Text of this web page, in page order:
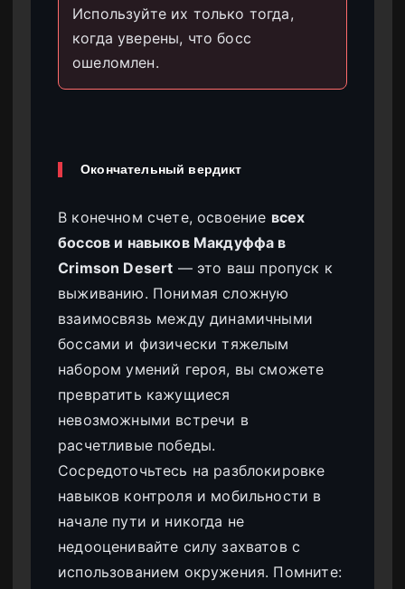
Используйте их только тогда,
когда уверены, что босс
ошеломлен.
Окончательный вердикт
В конечном счете, освоение всех
боссов и навыков Макдуффа в
Crimson Desert — это ваш пропуск к
выживанию. Понимая сложную
взаимосвязь между динамичными
боссами и физически тяжелым
набором умений героя, вы сможете
превратить кажущиеся
невозможными встречи в
расчетливые победы.
Сосредоточьтесь на разблокировке
навыков контроля и мобильности в
начале пути и никогда не
недооценивайте силу захватов с
использованием окружения. Помните: